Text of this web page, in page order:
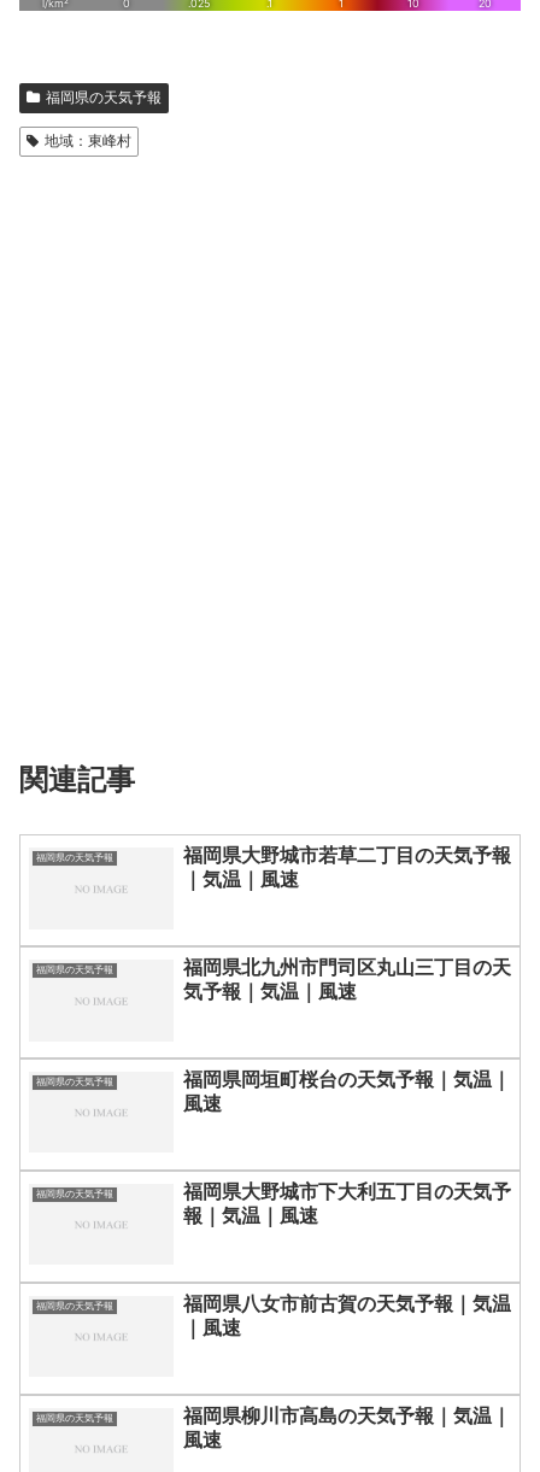
福岡県の天気予報
地域：東峰村
関連記事
福岡県の天気予報
福岡県大野城市若草二丁目の天気予報
｜気温｜風速
福岡県の天気予報
福岡県北九州市門司区丸山三丁目の天
気予報｜気温｜風速
福岡県の天気予報
福岡県岡垣町桜台の天気予報｜気温｜
風速
福岡県の天気予報
福岡県大野城市下大利五丁目の天気予
報｜気温｜風速
福岡県の天気予報
福岡県八女市前古賀の天気予報｜気温
｜風速
福岡県の天気予報
福岡県柳川市高島の天気予報｜気温｜
風速